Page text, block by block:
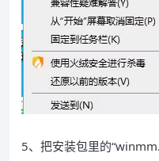
5、把安装包里的